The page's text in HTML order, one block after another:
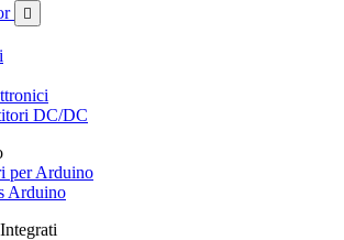

DC/DC
per Arduino
Arduino